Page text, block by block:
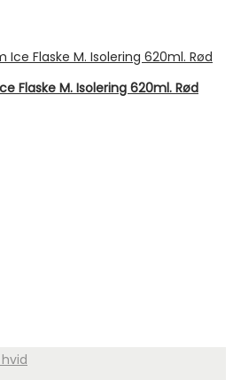
Flaske M. Isolering 620ml. Rød